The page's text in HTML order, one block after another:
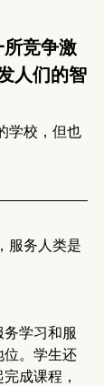
所竞争激
人们的智
学校，但也
服务人类是
学习和服
位。学生还
成课程，